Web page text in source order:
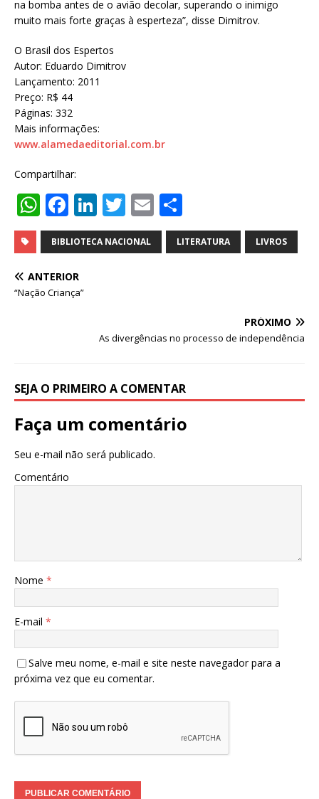
na bomba antes de o avião decolar, superando o inimigo
muito mais forte graças à esperteza”, disse Dimitrov.
O Brasil dos Espertos
Autor: Eduardo Dimitrov
Lançamento: 2011
Preço: R$ 44
Páginas: 332
Mais informações:
www.alamedaeditorial.com.br
Compartilhar:
W
h
at
s
A
F
a
c
e
b
Li
n
k
T
w
it
E
m
ai
h
ar
BIBLIOTECA NACIONAL LITERATURA LIVROS
ANTERIOR
“Nação Criança”
PRÓXIMO
As divergências no processo de independência
SEJA O PRIMEIRO A COMENTAR
Faça um comentário
Seu e-mail não será publicado.
Comentário
Nome *
E-mail *
Salve meu nome, e-mail e site neste navegador para a
próxima vez que eu comentar.